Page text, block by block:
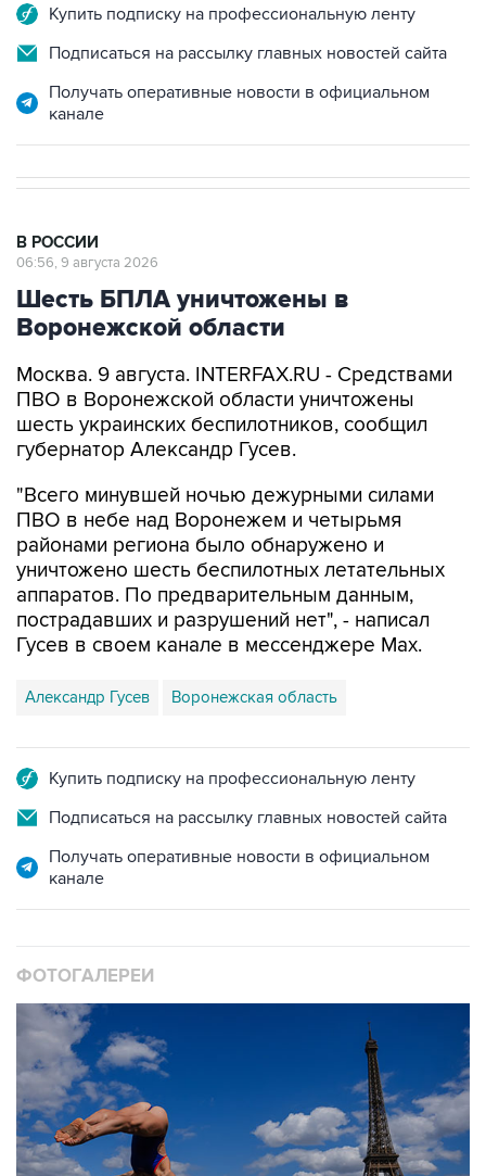
Купить подписку на профессиональную ленту
Подписаться на рассылку главных новостей сайта
Получать оперативные новости в официальном
канале
В РОССИИ
06:56, 9 августа 2026
Шесть БПЛА уничтожены в
Воронежской области
Москва. 9 августа. INTERFAX.RU - Средствами
ПВО в Воронежской области уничтожены
шесть украинских беспилотников, сообщил
губернатор Александр Гусев.
"Всего минувшей ночью дежурными силами
ПВО в небе над Воронежем и четырьмя
районами региона было обнаружено и
уничтожено шесть беспилотных летательных
аппаратов. По предварительным данным,
пострадавших и разрушений нет", - написал
Гусев в своем канале в мессенджере Max.
Александр Гусев Воронежская область
Купить подписку на профессиональную ленту
Подписаться на рассылку главных новостей сайта
Получать оперативные новости в официальном
канале
ФОТОГАЛЕРЕИ